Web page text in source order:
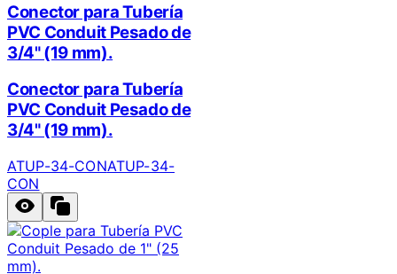
Conector para Tubería
PVC Conduit Pesado de
3/4" (19 mm).
Conector para Tubería
PVC Conduit Pesado de
3/4" (19 mm).
ATUP-34-CONATUP-34-
CON